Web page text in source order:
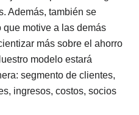
Además, también se
motive a las demás
más sobre el ahorro
modelo estará
segmento de clientes,
ingresos, costos, socios